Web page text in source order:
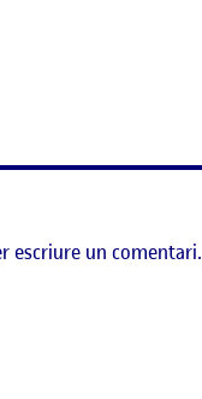
escriure un comentari.